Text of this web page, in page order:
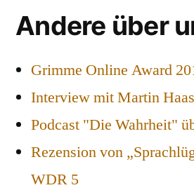
Andere über
Grimme Online Award
Interview mit Martin
Podcast "Die Wahrheit"
Rezension von
WDR 5